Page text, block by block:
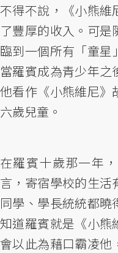
不得不說，《小熊維
了豐厚的收入。可
臨到一個所有「童
當羅賓成為青少年
他看作《小熊維尼》
六歲兒童。
在羅賓十歲那一年
言，寄宿學校的生活
同學、學長統統都
知道羅賓就是《小熊
會以此為藉口霸凌他